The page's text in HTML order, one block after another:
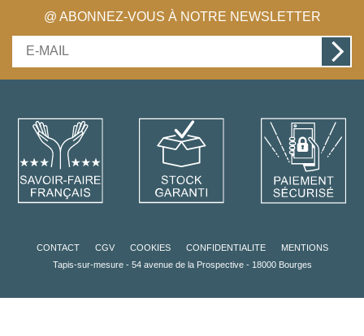
@ ABONNEZ-VOUS À NOTRE NEWSLETTER
CONTACT CGV COOKIES CONFIDENTIALITE
MENTIONS
Tapis-sur-mesure - 54 avenue de la Prospective - 18000 Bourges